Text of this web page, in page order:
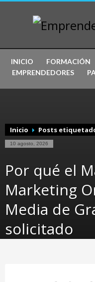
INICIO FORMACIÓN
EMPRENDEDORES
Inicio Posts
10 agosto, 2026
Por qué el
Marketing
Media de
solicitado